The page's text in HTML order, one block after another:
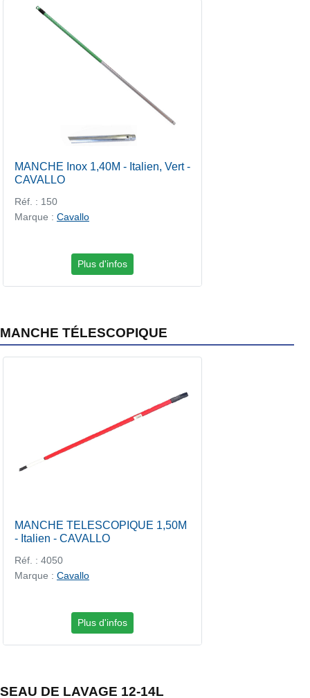
MANCHE Inox 1,40M - Italien, Vert -
CAVALLO
Réf. : 150
Marque : Cavallo
Plus d'infos
MANCHE TÉLESCOPIQUE
MANCHE TELESCOPIQUE 1,50M
- Italien - CAVALLO
Réf. : 4050
Marque : Cavallo
Plus d'infos
SEAU DE LAVAGE 12-14L